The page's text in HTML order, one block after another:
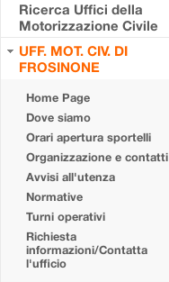
Ricerca Uffici della
Motorizzazione Civile
UFF. MOT. CIV. DI
FROSINONE
Home Page
Dove siamo
Orari apertura sportelli
Organizzazione e contatti
Avvisi all'utenza
Normative
Turni operativi
Richiesta
informazioni/Contatta
l'ufficio